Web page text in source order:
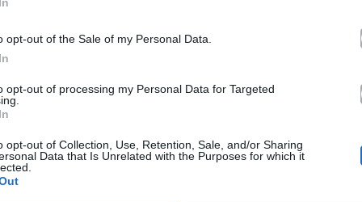
opt-out of the Sale of my Personal Data.
opt-out of processing my Personal Data for Targeted
opt-out of Collection, Use, Retention, Sale, and/or Sharing
Data that Is Unrelated with the Purposes for which it